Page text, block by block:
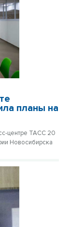
планы на
центре ТАСС 20
Новосибирска